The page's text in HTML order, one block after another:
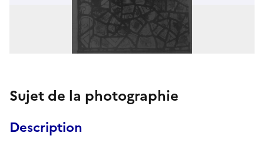
Sujet de la photographie
Description